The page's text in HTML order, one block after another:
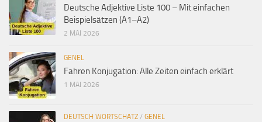
Deutsche Adjektive Liste 100 – Mit einfachen
Beispielsätzen (A1–A2)
2 MAI 2026
GENEL
Fahren Konjugation: Alle Zeiten einfach erklärt
1 MAI 2026
DEUTSCH WORTSCHATZ / GENEL